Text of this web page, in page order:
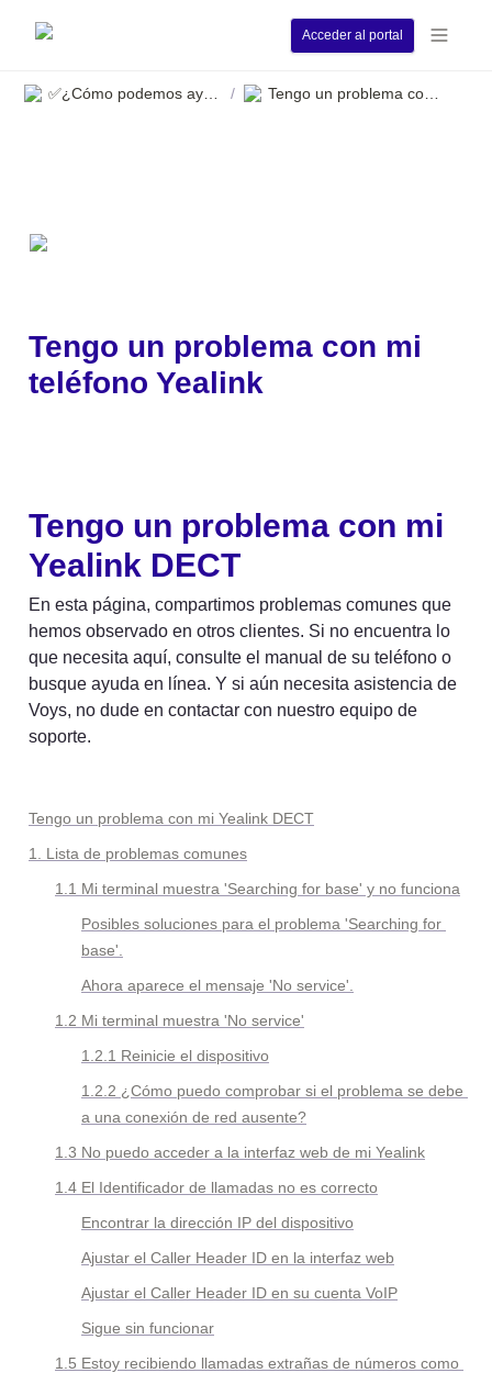
Acceder al portal
/
Tengo un problema con mi
teléfono Yealink
Tengo un problema con mi
Yealink DECT
En esta página, compartimos problemas comunes que
hemos observado en otros clientes. Si no encuentra lo
que necesita aquí, consulte el manual de su teléfono o
busque ayuda en línea. Y si aún necesita asistencia de
Voys, no dude en contactar con nuestro equipo de
soporte.
Tengo un problema con mi Yealink DECT
1. Lista de problemas comunes
1.1 Mi terminal muestra 'Searching for base' y no funciona
Posibles soluciones para el problema 'Searching for
base'.
Ahora aparece el mensaje 'No service'.
1.2 Mi terminal muestra 'No service'
1.2.1 Reinicie el dispositivo
1.2.2 ¿Cómo puedo comprobar si el problema se debe
a una conexión de red ausente?
1.3 No puedo acceder a la interfaz web de mi Yealink
1.4 El Identificador de llamadas no es correcto
Encontrar la dirección IP del dispositivo
Ajustar el Caller Header ID en la interfaz web
Ajustar el Caller Header ID en su cuenta VoIP
Sigue sin funcionar
1.5 Estoy recibiendo llamadas extrañas de números como